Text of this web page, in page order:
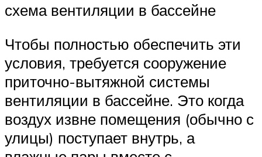
схема вентиляции в бассейне
Чтобы полностью обеспечить эти
условия, требуется сооружение
приточно-вытяжной системы
вентиляции в бассейне. Это когда
воздух извне помещения (обычно с
улицы) поступает внутрь, а